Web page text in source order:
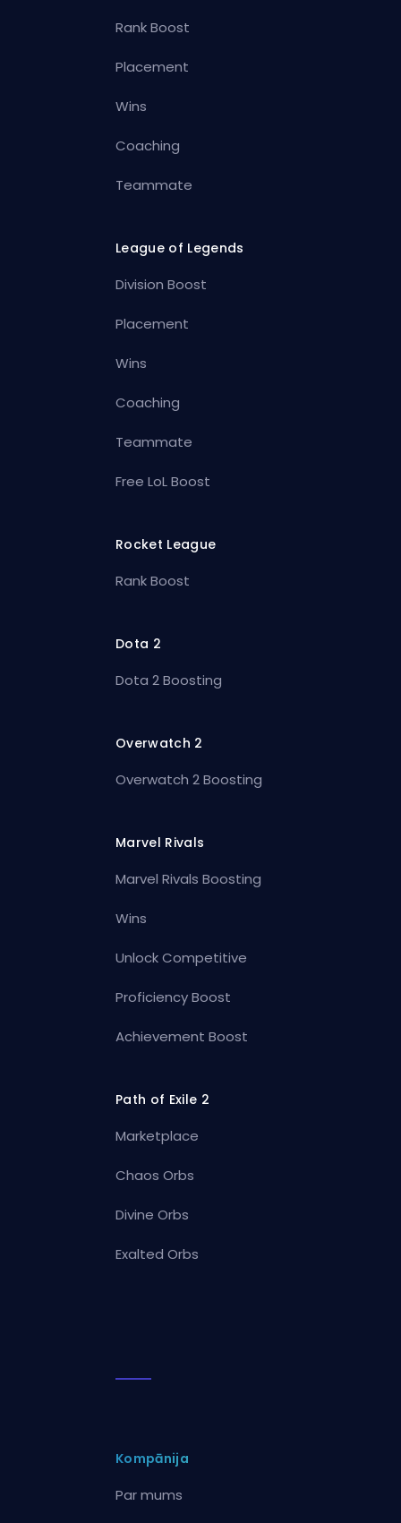
Rank Boost
Placement
Wins
Coaching
Teammate
League of Legends
Division Boost
Placement
Wins
Coaching
Teammate
Free LoL Boost
Rocket League
Rank Boost
Dota 2
Dota 2 Boosting
Overwatch 2
Overwatch 2 Boosting
Marvel Rivals
Marvel Rivals Boosting
Wins
Unlock Competitive
Proficiency Boost
Achievement Boost
Path of Exile 2
Marketplace
Chaos Orbs
Divine Orbs
Exalted Orbs
Kompānija
Par mums